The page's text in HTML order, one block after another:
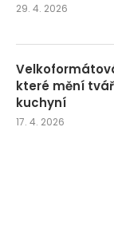
29. 4. 2026
které mění
kuchyní
17. 4. 2026